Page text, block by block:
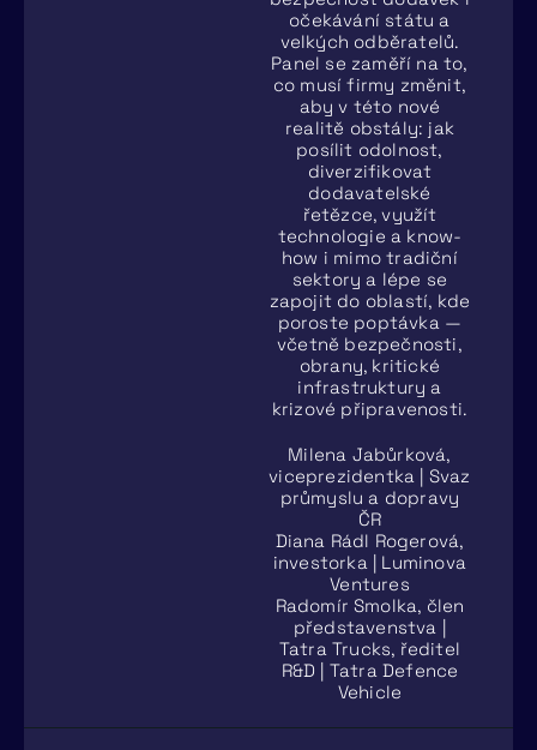
očekávání státu a
velkých odběratelů.
Panel se zaměří na to,
co musí firmy změnit,
aby v této nové
realitě obstály: jak
posílit odolnost,
diverzifikovat
dodavatelské
řetězce, využít
technologie a know-
how i mimo tradiční
sektory a lépe se
zapojit do oblastí, kde
poroste poptávka —
včetně bezpečnosti,
obrany, kritické
infrastruktury a
krizové připravenosti.
Milena Jabůrková,
viceprezidentka | Svaz
průmyslu a dopravy
ČR
Diana Rádl Rogerová,
investorka | Luminova
Ventures
Radomír Smolka, člen
představenstva |
Tatra Trucks, ředitel
R&D | Tatra Defence
Vehicle